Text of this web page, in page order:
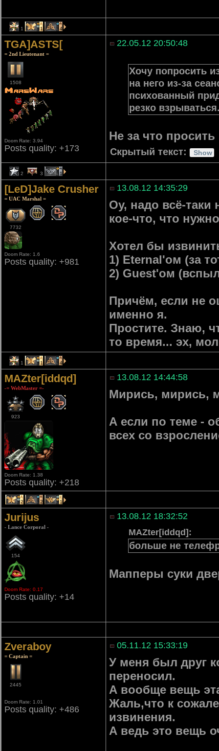
1 1 4
TGA]ASTS[
= 2nd Lieutenant =
1508
Doom Rate: 3.94
Posts quality: +173
22.05.12 20:50:48
Хочу попросить
на него из-за
психованный
резко
Не за что
Скрытый текст:
2 3 1
[LeD]Jake Crusher
= UAC Marshal =
7732
Doom Rate: 1.6
Posts quality: +981
13.08.12 14:35:29
Оу, надо всё-таки
кое-что, что
Хотел бы
1) Eternal'ом (за
2) Guest'ом
Причём, если не
именно я.
Простите. Знаю,
то время... эх,
1 1 4
MAZter[iddqd]
-= WebMaster =-
923
Doom Rate: 1.38
Posts quality: +218
13.08.12 14:44:58
Мирись, мирись,
А если по теме -
всех со
2 2 1
Jurijus
- Lance Corporal -
154
Doom Rate: 0.17
Posts quality: +14
13.08.12 18:32:52
MAZter[iddqd]:
больше не
Мапперы суки
Zveraboy
= Captain =
2445
Doom Rate: 1.01
Posts quality: +486
05.11.12 15:33:19
У меня был друг
переносил.
А вообще вещь
Жаль,что к
извинения.
А ведь это вещь